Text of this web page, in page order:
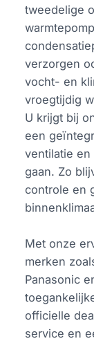
tweedelige
verzorgen
vocht- en
vroegtijdig
U krijgt bij
een
ventilatie en
gaan. Zo
controle en
Met onze
merken
Panasonic
officielle
service en